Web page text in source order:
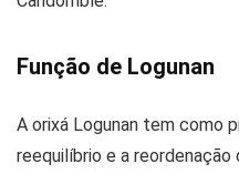
Função de Logunan
A orixá Logunan tem como
reequilíbrio e a